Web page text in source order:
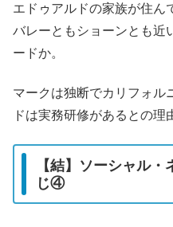
エドゥアルドの家族が住ん
バレーともショーンとも近
ードか。
マークは独断でカリフォル
ドは実務研修があるとの理
【結】ソーシャル
じ④